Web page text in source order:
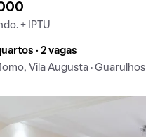
+ IPTU
· 2 vagas
Vila Augusta · Guarulhos